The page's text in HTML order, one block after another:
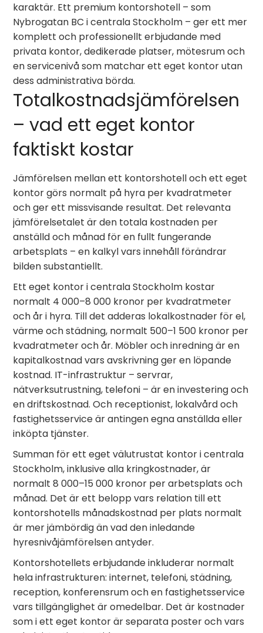
karaktär. Ett premium kontorshotell – som
Nybrogatan BC i centrala Stockholm – ger ett mer
komplett och professionellt erbjudande med
privata kontor, dedikerade platser, mötesrum och
en service­nivå som matchar ett eget kontor utan
dess administrativa börda.
Totalkostnadsjämförelsen
– vad ett eget kontor
faktiskt kostar
Jämförelsen mellan ett kontorshotell och ett eget
kontor görs normalt på hyra per kvadratmeter
och ger ett missvisande resultat. Det relevanta
jämförelsetalet är den totala kostnaden per
anställd och månad för en fullt fungerande
arbetsplats – en kalkyl vars innehåll förändrar
bilden substantiellt.
Ett eget kontor i centrala Stockholm kostar
normalt 4 000–8 000 kronor per kvadratmeter
och år i hyra. Till det adderas lokalkostnader för el,
värme och städning, normalt 500–1 500 kronor per
kvadratmeter och år. Möbler och inredning är en
kapitalkostnad vars avskrivning ger en löpande
kostnad. IT-infrastruktur – servrar,
nätverksutrustning, telefoni – är en investering och
en driftskostnad. Och receptionist, lokalvård och
fastighetsservice är antingen egna anställda eller
inköpta tjänster.
Summan för ett eget välutrustat kontor i centrala
Stockholm, inklusive alla kringkostnader, är
normalt 8 000–15 000 kronor per arbetsplats och
månad. Det är ett belopp vars relation till ett
kontorshotells månadskostnad per plats normalt
är mer jämbördig än vad den inledande
hyresnivåjämförelsen antyder.
Kontorshotellets erbjudande inkluderar normalt
hela infrastrukturen: internet, telefoni, städning,
reception, konferensrum och en fastighetsservice
vars tillgänglighet är omedelbar. Det är kostnader
som i ett eget kontor är separata poster och vars